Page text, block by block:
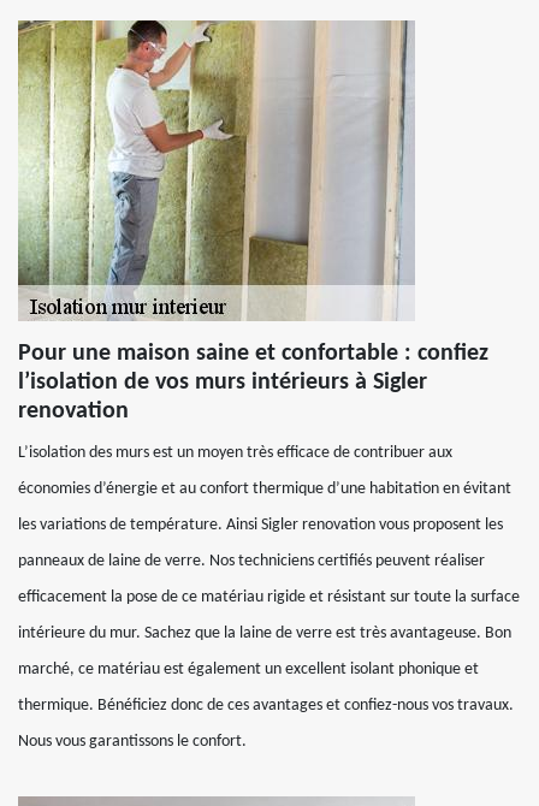
Pour une maison saine et confortable : confiez
l’isolation de vos murs intérieurs à Sigler
renovation
L’isolation des murs est un moyen très efficace de contribuer aux
économies d’énergie et au confort thermique d’une habitation en évitant
les variations de température. Ainsi Sigler renovation vous proposent les
panneaux de laine de verre. Nos techniciens certifiés peuvent réaliser
efficacement la pose de ce matériau rigide et résistant sur toute la surface
intérieure du mur. Sachez que la laine de verre est très avantageuse. Bon
marché, ce matériau est également un excellent isolant phonique et
thermique. Bénéficiez donc de ces avantages et confiez-nous vos travaux.
Nous vous garantissons le confort.